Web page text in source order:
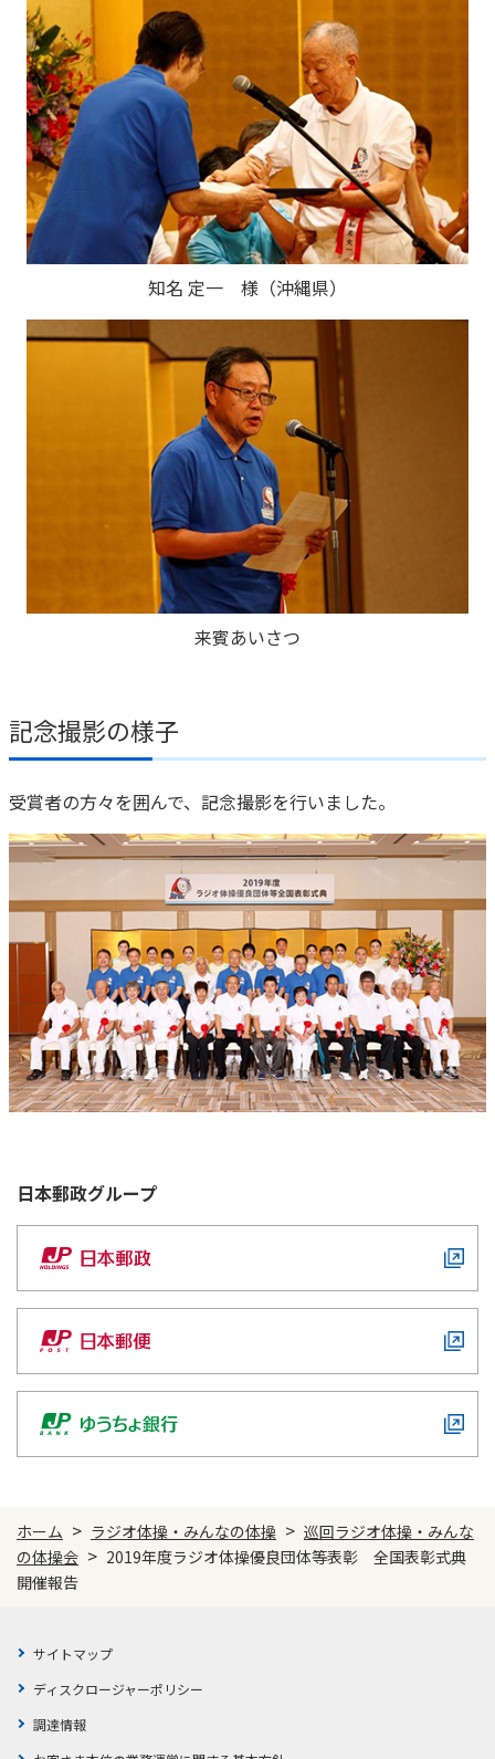
知名 定一 様（沖縄県）
来賓あいさつ
記念撮影の様子
受賞者の方々を囲んで、記念撮影を行いました。
日本郵政グループ
ホーム > ラジオ体操・みんなの体操 > 巡回ラジオ体操・みんな
の体操会 > 2019年度ラジオ体操優良団体等表彰 全国表彰式典
開催報告
サイトマップ
ディスクロージャーポリシー
調達情報